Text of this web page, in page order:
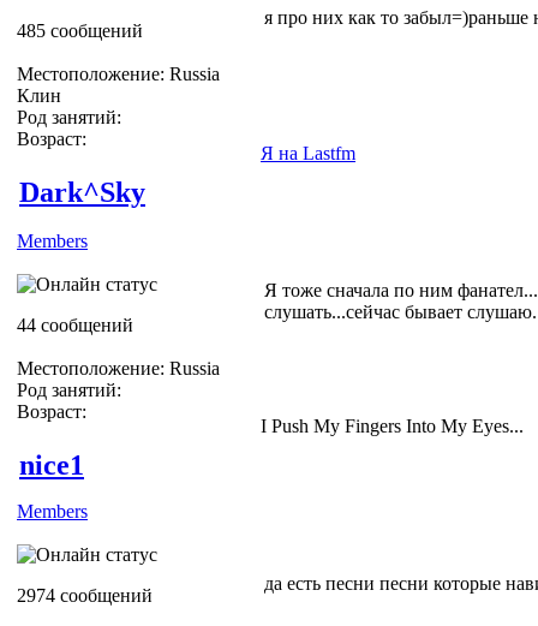
485 сообщений
Местоположение: Russia
Клин
Род занятий:
Возраст:
я про них как то забыл=)раньше
Я на Lastfm
Dark^Sky
Members
44 сообщений
Местоположение: Russia
Род занятий:
Возраст:
Я тоже сначала по ним
слушать...сейчас бывает
I Push My Fingers Into My Eyes...
nice1
Members
2974 сообщений
да есть песни песни которые